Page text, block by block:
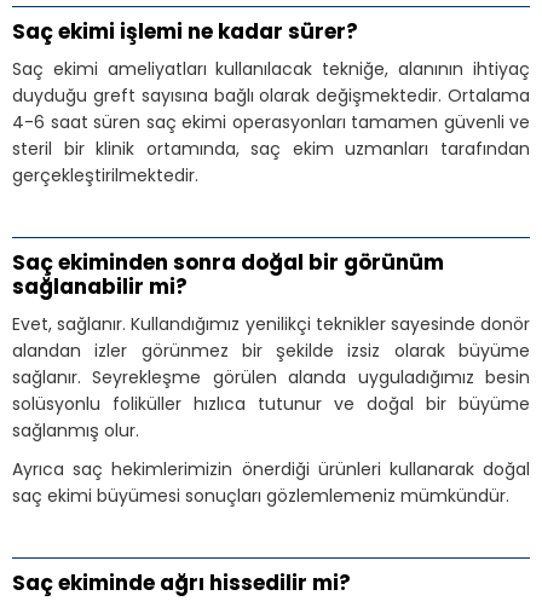
Saç ekimi işlemi ne kadar sürer?
Saç ekimi ameliyatları kullanılacak tekniğe, alanının ihtiyaç
duyduğu greft sayısına bağlı olarak değişmektedir. Ortalama
4-6 saat süren saç ekimi operasyonları tamamen güvenli ve
steril bir klinik ortamında, saç ekim uzmanları tarafından
gerçekleştirilmektedir.
Saç ekiminden sonra doğal bir görünüm
sağlanabilir mi?
Evet, sağlanır. Kullandığımız yenilikçi teknikler sayesinde donör
alandan izler görünmez bir şekilde izsiz olarak büyüme
sağlanır. Seyrekleşme görülen alanda uyguladığımız besin
solüsyonlu foliküller hızlıca tutunur ve doğal bir büyüme
sağlanmış olur.
Ayrıca saç hekimlerimizin önerdiği ürünleri kullanarak doğal
saç ekimi büyümesi sonuçları gözlemlemeniz mümkündür.
Saç ekiminde ağrı hissedilir mi?